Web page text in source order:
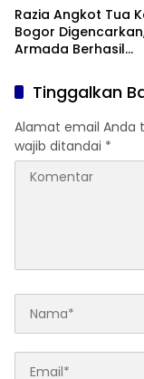
Razia Angkot Tua
Bogor
Armada Berhasil
Tinggalkan
Alamat email Anda
wajib ditandai *